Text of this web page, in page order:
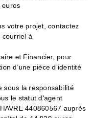
euros
votre projet, contactez
courriel à
et Financier, pour
d'une pièce d'identité
sous la responsabilité
le statut d'agent
440860567 auprès